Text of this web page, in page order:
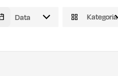
Kategoria